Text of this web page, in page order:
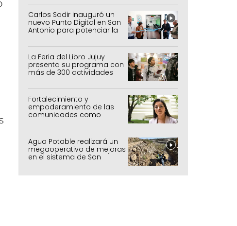
agrícolas, pecuarios y
forestal
Carlos Sadir inauguró un
nuevo Punto Digital en San
Antonio para potenciar la
inclusión tecnológica
La Feria del Libro Jujuy
presenta su programa con
más de 300 actividades
Fortalecimiento y
empoderamiento de las
comunidades como
Agua Potable realizará un
megaoperativo de mejoras
en el sistema de San